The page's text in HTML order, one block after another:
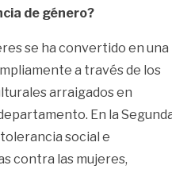
de género?
se ha convertido en una
a través de los
arraigados en
En la
social e
contra las mujeres,